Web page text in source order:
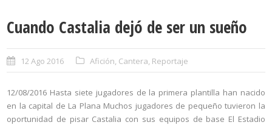
Cuando Castalia dejó de ser un sueño
12 Ago 2016 Afición, Cantera, Reportaje
12/08/2016 Hasta siete jugadores de la primera plantilla han nacido
en la capital de La Plana Muchos jugadores de pequeño tuvieron la
oportunidad de pisar Castalia con sus equipos de base El Estadio